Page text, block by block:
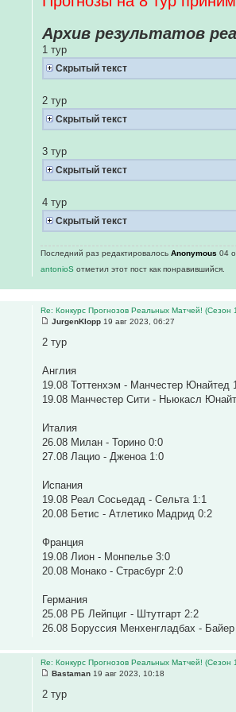
Архив результатов
1 тур
Скрытый текст
2 тур
Скрытый текст
3 тур
Скрытый текст
4 тур
Скрытый текст
Последний раз редактировалосьAnonymous 04
antonioSотметил этот пост как понравившийся.
Re: Конкурс Прогнозов Реальных Матчей! (Сезон
JurgenKlopp 19 авг 2023, 06:27
2 тур
Англия
19.08 Тоттенхэм - Манчестер Юнайтед
19.08 Манчестер Сити - Ньюкасл
Италия
26.08 Милан - Торино 0:0
27.08 Лацио - Дженоа 1:0
Испания
19.08 Реал Сосьедад - Сельта 1:1
20.08 Бетис - Атлетико Мадрид 0:2
Франция
19.08 Лион - Монпелье 3:0
20.08 Монако - Страсбург 2:0
Германия
25.08 РБ Лейпциг - Штутгарт 2:2
26.08 Боруссия Менхенгладбах -
Re: Конкурс Прогнозов Реальных Матчей! (Сезон
Bastaman 19 авг 2023, 10:18
2 тур